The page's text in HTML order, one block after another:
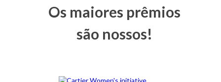
Os maiores prêmios
são nossos!